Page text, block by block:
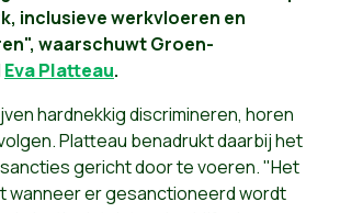
inclusieve werkvloeren en
waarschuwt Groen-
Eva Platteau.
hardnekkig discrimineren, horen
Platteau benadrukt daarbij het
gericht door te voeren. "Het
wanneer er gesanctioneerd wordt